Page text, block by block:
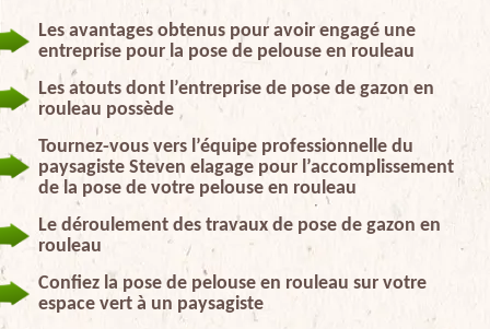
Les avantages obtenus pour avoir engagé une
entreprise pour la pose de pelouse en rouleau
Les atouts dont l’entreprise de pose de gazon en
rouleau possède
Tournez-vous vers l’équipe professionnelle du
paysagiste Steven elagage pour l’accomplissement
de la pose de votre pelouse en rouleau
Le déroulement des travaux de pose de gazon en
rouleau
Confiez la pose de pelouse en rouleau sur votre
espace vert à un paysagiste